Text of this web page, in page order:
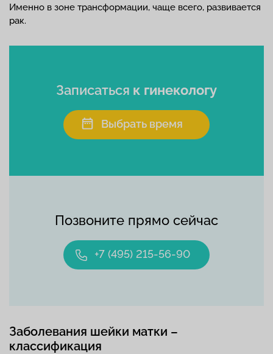
Именно в зоне трансформации, чаще всего, развивается
рак.
Позвоните прямо сейчас
+7 (495) 215-56-90
Записаться к гинекологу
Выбрать время
Заболевания шейки матки –
классификация